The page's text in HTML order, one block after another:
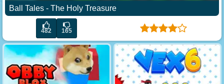
Ball Tales - The Holy Treasure
482 165